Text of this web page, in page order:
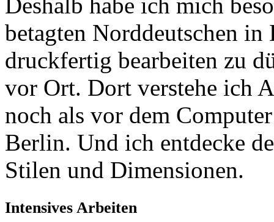
Deshalb habe ich mich
betagten Norddeutschen
druckfertig bearbeiten zu
vor Ort. Dort verstehe ich
noch als vor dem
Berlin. Und ich entdecke
Stilen und Dimensionen.
Intensives Arbeiten